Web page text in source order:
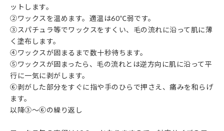
ットします。
②ワックスを温めます。適温は60℃弱です。
③スパチュラ等でワックスをすくい、毛の流れに沿って肌に薄
く塗布します。
④ワックスが固まるまで数十秒待ちます。
⑤ワックスが固まったら、毛の流れとは逆方向に肌に沿って平
行に一気に剥がします。
⑥剥がした部分をすぐに指や手のひらで押さえ、痛みを和らげ
ます。
以降③～⑥の繰り返し